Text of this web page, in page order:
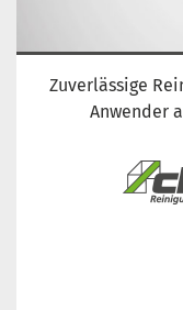
Zuverlässige
Anwender